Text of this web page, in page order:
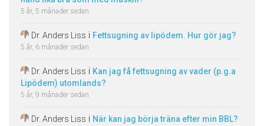
5 år, 5 månader sedan
Dr. Anders Liss i Fettsugning av lipödem. Hur gör jag?
5 år, 6 månader sedan
Dr. Anders Liss i Kan jag få fettsugning av vader (p.g.a
Lipödem) utomlands?
5 år, 9 månader sedan
Dr. Anders Liss i När kan jag börja träna efter min BBL?